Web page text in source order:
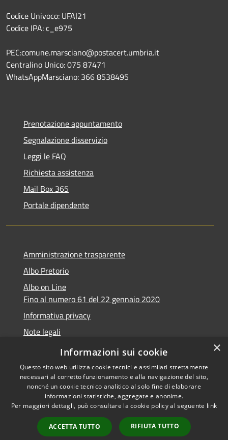
Codice Univoco: UFAI21
Codice IPA: c_e975
PEC:comune.marsciano@postacert.umbria.it
Centralino Unico: 075 87471
WhatsAppMarsciano: 366 8538495
Prenotazione appuntamento
Segnalazione disservizio
Leggi le FAQ
Richiesta assistenza
Mail Box 365
Portale dipendente
Amministrazione trasparente
Albo Pretorio
Albo on Line
Fino al numero 61 del 22 gennaio 2020
Informativa privacy
Note legali
Dichiarazione di accessibilità
Accessibilità
Copyright © 2026 • Comune di
Marsciano • Powered by
Municipium•
Accesso
redazione
×
Informazioni sui cookie
Questo sito web utilizza cookie tecnici e assimilati strettamente
necessari al corretto funzionamento e alla navigazione del sito,
nonché un cookie tecnico analitico al solo fine di elaborare
informazioni statistiche, aggregate e anonime.
Per maggiori dettagli, può consultare la cookie policy al seguente link
ACCETTA TUTTO RIFIUTA TUTTO